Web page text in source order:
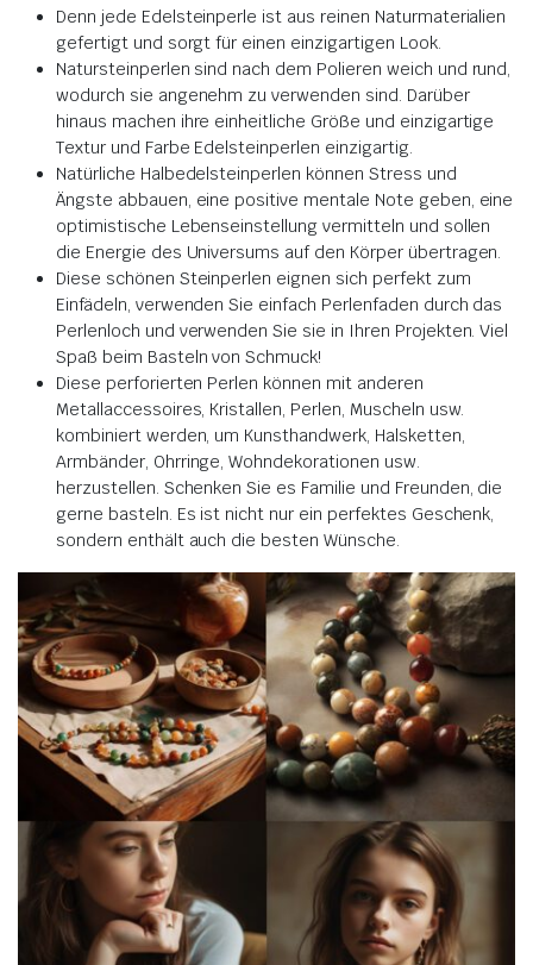
Denn jede Edelsteinperle ist aus reinen Naturmaterialien
gefertigt und sorgt für einen einzigartigen Look.
Natursteinperlen sind nach dem Polieren weich und rund,
wodurch sie angenehm zu verwenden sind. Darüber
hinaus machen ihre einheitliche Größe und einzigartige
Textur und Farbe Edelsteinperlen einzigartig.
Natürliche Halbedelsteinperlen können Stress und
Ängste abbauen, eine positive mentale Note geben, eine
optimistische Lebenseinstellung vermitteln und sollen
die Energie des Universums auf den Körper übertragen.
Diese schönen Steinperlen eignen sich perfekt zum
Einfädeln, verwenden Sie einfach Perlenfaden durch das
Perlenloch und verwenden Sie sie in Ihren Projekten. Viel
Spaß beim Basteln von Schmuck!
Diese perforierten Perlen können mit anderen
Metallaccessoires, Kristallen, Perlen, Muscheln usw.
kombiniert werden, um Kunsthandwerk, Halsketten,
Armbänder, Ohrringe, Wohndekorationen usw.
herzustellen. Schenken Sie es Familie und Freunden, die
gerne basteln. Es ist nicht nur ein perfektes Geschenk,
sondern enthält auch die besten Wünsche.